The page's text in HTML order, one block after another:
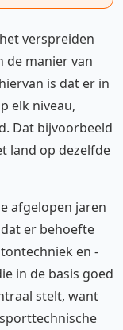
verspreiden
de manier van
is dat er in
elk niveau,
Dat bijvoorbeeld
land op dezelfde
afgelopen jaren
er behoefte
en -
in de basis goed
stelt, want